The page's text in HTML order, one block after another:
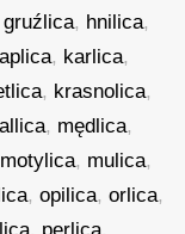
gruźlica, hnilica,
, karlica,
, krasnolica,
, mędlica,
motylica, mulica,
,opilica,orlica,